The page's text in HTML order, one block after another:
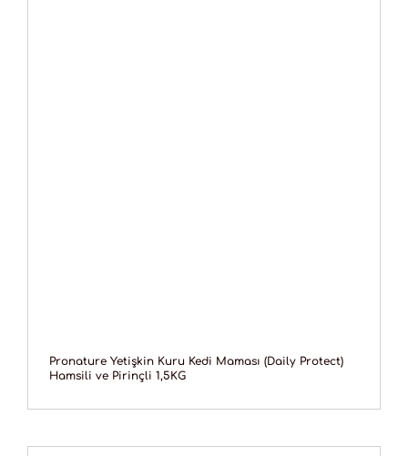
Pronature Yetişkin Kuru Kedi Maması (Daily Protect)
Hamsili ve Pirinçli 1,5KG